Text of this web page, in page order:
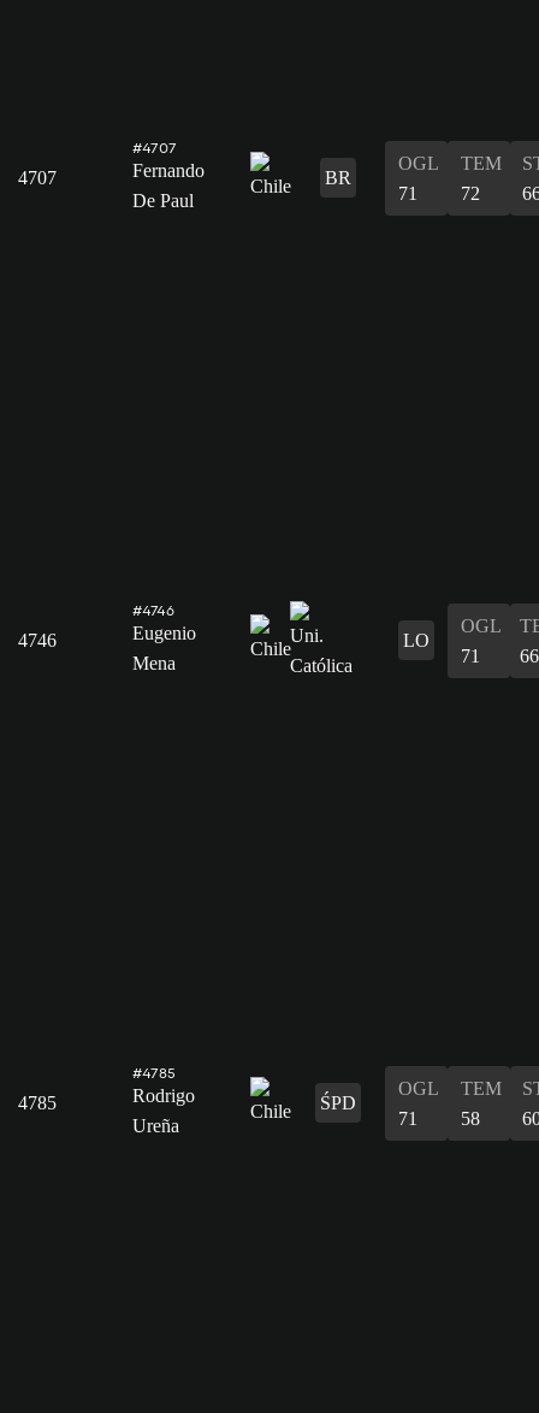
4707
#4707
Fernando
De Paul
BR
OGL
71
TEM
72
4746
#4746
Eugenio
Mena
LO
OGL
71
66
4785
#4785
Rodrigo
Ureña
ŚPD
OGL
71
TEM
58